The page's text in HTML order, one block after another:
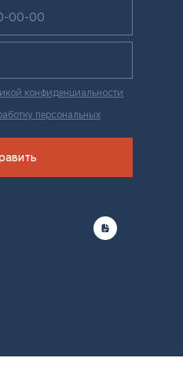
конфиденциальности
персональных